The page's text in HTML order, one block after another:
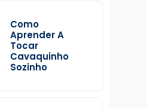
Como
Aprender A
Tocar
Cavaquinho
Sozinho